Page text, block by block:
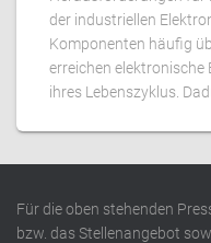
der industriellen
Komponenten häufig
erreichen elektronische
ihres Lebenszyklus.
Für die oben stehenden
bzw. das Stellenangebot